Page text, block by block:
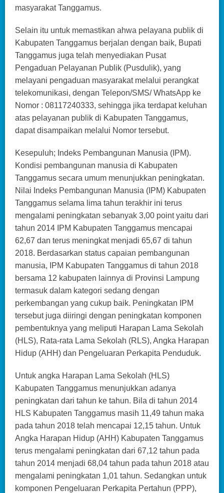
masyarakat Tanggamus.
Selain itu untuk memastikan ahwa pelayana publik di
Kabupaten Tanggamus berjalan dengan baik, Bupati
Tanggamus juga telah menyediakan Pusat
Pengaduan Pelayanan Publik (Pusdulik), yang
melayani pengaduan masyarakat melalui perangkat
telekomunikasi, dengan Telepon/SMS/ WhatsApp ke
Nomor : 08117240333, sehingga jika terdapat keluhan
atas pelayanan publik di Kabupaten Tanggamus,
dapat disampaikan melalui Nomor tersebut.
Kesepuluh; Indeks Pembangunan Manusia (IPM).
Kondisi pembangunan manusia di Kabupaten
Tanggamus secara umum menunjukkan peningkatan.
Nilai Indeks Pembangunan Manusia (IPM) Kabupaten
Tanggamus selama lima tahun terakhir ini terus
mengalami peningkatan sebanyak 3,00 point yaitu dari
tahun 2014 IPM Kabupaten Tanggamus mencapai
62,67 dan terus meningkat menjadi 65,67 di tahun
2018. Berdasarkan status capaian pembangunan
manusia, IPM Kabupaten Tanggamus di tahun 2018
bersama 12 kabupaten lainnya di Provinsi Lampung
termasuk dalam kategori sedang dengan
perkembangan yang cukup baik. Peningkatan IPM
tersebut juga diiringi dengan peningkatan komponen
pembentuknya yang meliputi Harapan Lama Sekolah
(HLS), Rata-rata Lama Sekolah (RLS), Angka Harapan
Hidup (AHH) dan Pengeluaran Perkapita Penduduk.
Untuk angka Harapan Lama Sekolah (HLS)
Kabupaten Tanggamus menunjukkan adanya
peningkatan dari tahun ke tahun. Bila di tahun 2014
HLS Kabupaten Tanggamus masih 11,49 tahun maka
pada tahun 2018 telah mencapai 12,15 tahun. Untuk
Angka Harapan Hidup (AHH) Kabupaten Tanggamus
terus mengalami peningkatan dari 67,12 tahun pada
tahun 2014 menjadi 68,04 tahun pada tahun 2018 atau
mengalami peningkatan 1,01 tahun. Sedangkan untuk
komponen Pengeluaran Perkapita Pertahun (PPP),